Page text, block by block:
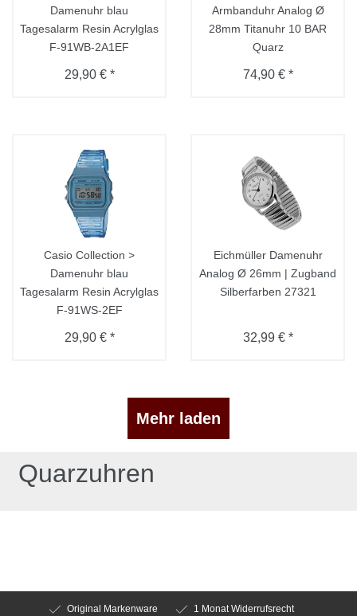
Damenuhr blau
Tagesalarm Resin Acrylglas
F-91WB-2A1EF
29,90 € *
Armbanduhr Analog Ø
28mm Titanuhr 10 BAR
Quarz
74,90 € *
Casio Collection >
Damenuhr blau
Tagesalarm Resin Acrylglas
F-91WS-2EF
29,90 € *
Eichmüller Damenuhr
Analog Ø 26mm | Zugband
Silberfarben 27321
32,99 € *
Mehr laden
Quarzuhren
Original Markenware
1 Monat Widerrufsrecht